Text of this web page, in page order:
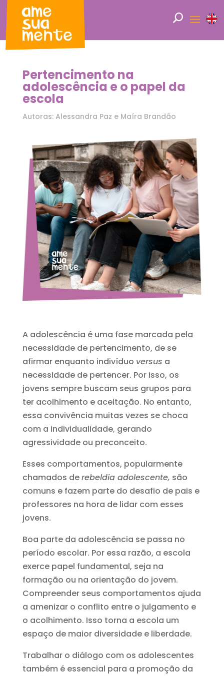
Pertencimento na
adolescência e o papel da
escola
Autoras: Alessandra Paz e Maíra Brandão
A adolescência é uma fase marcada pela
necessidade de pertencimento, de se
afirmar enquanto indivíduo versus a
necessidade de pertencer. Por isso, os
jovens sempre buscam seus grupos para
ter acolhimento e aceitação. No entanto,
essa convivência muitas vezes se choca
com a individualidade, gerando
agressividade ou preconceito.
Esses comportamentos, popularmente
chamados derebeldia adolescente, são
comuns e fazem parte do desafio de pais e
professores na hora de lidar com esses
jovens.
Boa parte da adolescência se passa no
período escolar. Por essa razão, a escola
exerce papel fundamental, seja na
formação ou na orientação do jovem.
Compreender seus comportamentos ajuda
a amenizar o conflito entre o julgamento e
o acolhimento. Isso torna a escola um
espaço de maior diversidade e liberdade.
Trabalhar o diálogo com os adolescentes
também é essencial para a promoção da